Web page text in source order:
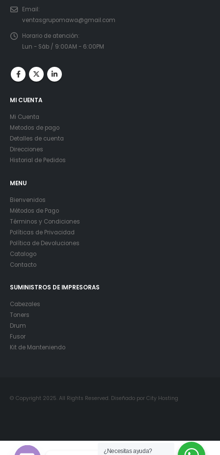
Email:
ventasgrupomawa@gmail.com
Horario de atención:
Lun - Sáb / 9:00AM - 6:00PM
MI CUENTA
Mi Cuenta
Metodos de pago
Detalles de cuenta
Direcciones
Historial de Pedidos
MENU
Bienvenidos
Métodos de Pago
Términos y Condiciones
Políticas de Privacidad
Política de Devoluciones
Catalogo
Contacto
SUMINISTROS DE IMPRESORAS
Cabezales
Toners
Drum
Fusor
Kit de Manteniendo
© Copyright 2025. All Rights Reserved. Diseñado por City Hosting
¿Necesitas ayuda?